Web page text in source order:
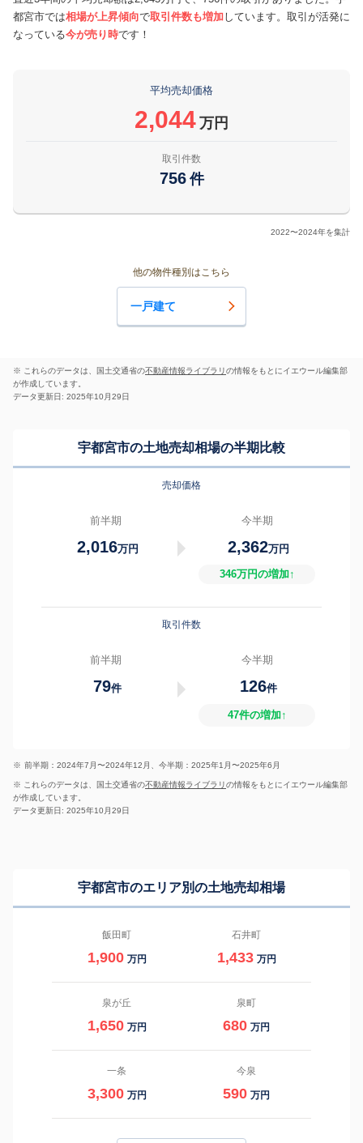
都宮市では相場が上昇傾向で取引件数も増加しています。取引が活発に
なっている今が売り時です！
平均売却価格
2,044 万円
取引件数
756 件
2022〜2024年を集計
他の物件種別はこちら
一戸建て
※ これらのデータは、国土交通省の不動産情報ライブラリの情報をもとにイエウール編集部
が作成しています。
データ更新日: 2025年10月29日
宇都宮市の土地売却相場の半期比較
売却価格
前半期
2,016万円
今半期
2,362万円
346万円の増加↑
取引件数
前半期
79件
今半期
126件
47件の増加↑
※ 前半期：2024年7月〜2024年12月、今半期：2025年1月〜2025年6月
※ これらのデータは、国土交通省の不動産情報ライブラリの情報をもとにイエウール編集部
が作成しています。
データ更新日: 2025年10月29日
宇都宮市のエリア別の土地売却相場
飯田町
1,900 万円
石井町
1,433 万円
泉が丘
1,650 万円
泉町
680 万円
一条
3,300 万円
今泉
590 万円